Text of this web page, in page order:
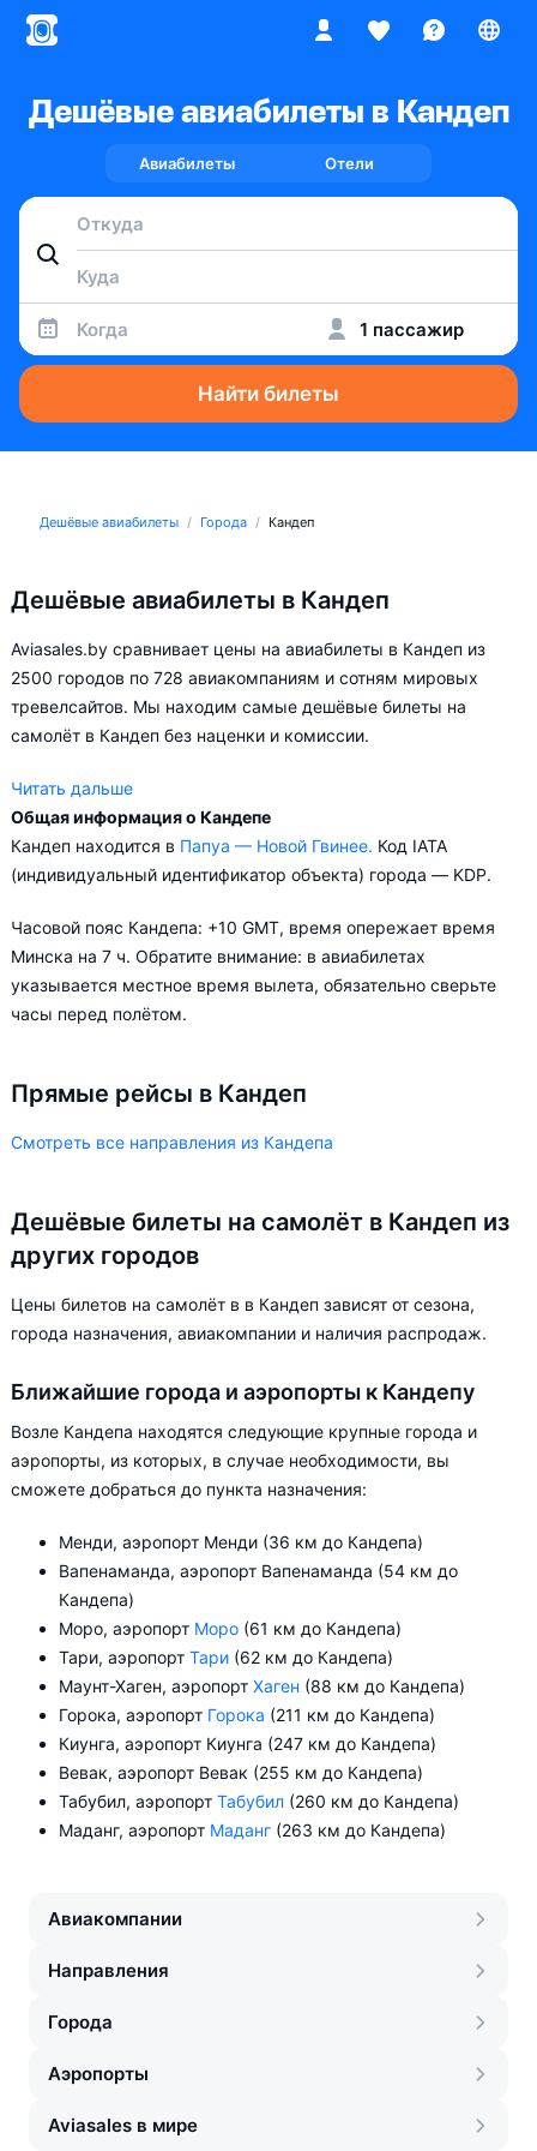
Дешёвые авиабилеты в Кандеп
Авиабилеты Отели
Когда 1 пассажир
Найти билеты
Дешёвые авиабилеты Города Кандеп
Дешёвые авиабилеты в Кандеп
Aviasales.by сравнивает цены на авиабилеты в Кандеп из
2500 городов по 728 авиакомпаниям и сотням мировых
тревелсайтов. Мы находим самые дешёвые билеты на
самолёт в Кандеп без наценки и комиссии.
Читать дальше
Aviasales.by советует купить авиабилеты в Кандеп заранее,
чтобы вы могли выбирать условия перелёта, ориентируясь на
Общая информация о Кандепе
Кандеп находится в Папуа — Новой Гвинее. Код IATA
(индивидуальный идентификатор объекта) города — KDP.
Часовой пояс Кандепа: +10 GMT, время опережает время
Минска на 7 ч. Обратите внимание: в авиабилетах
указывается местное время вылета, обязательно сверьте
часы перед полётом.
Прямые рейсы в Кандеп
Смотреть все направления из Кандепа
Дешёвые билеты на самолёт в Кандеп из
других городов
Цены билетов на самолёт в в Кандеп зависят от сезона,
города назначения, авиакомпании и наличия распродаж.
Ближайшие города и аэропорты к Кандепу
Возле Кандепа находятся следующие крупные города и
аэропорты, из которых, в случае необходимости, вы
сможете добраться до пункта назначения:
Менди, аэропорт Менди (36 км до Кандепа)
Вапенаманда, аэропорт Вапенаманда (54 км до
Кандепа)
Моро, аэропорт Моро (61 км до Кандепа)
Тари, аэропорт Тари (62 км до Кандепа)
Маунт-Хаген, аэропорт Хаген (88 км до Кандепа)
Горока, аэропорт Горока (211 км до Кандепа)
Киунга, аэропорт Киунга (247 км до Кандепа)
Вевак, аэропорт Вевак (255 км до Кандепа)
Табубил, аэропорт Табубил (260 км до Кандепа)
Маданг, аэропорт Маданг (263 км до Кандепа)
Авиакомпании
Направления
Города
Аэропорты
Aviasales в мире